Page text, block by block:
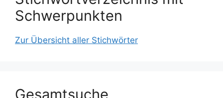
Schwerpunkten
Zur Übersicht aller Stichwörter
Gesamtsuche